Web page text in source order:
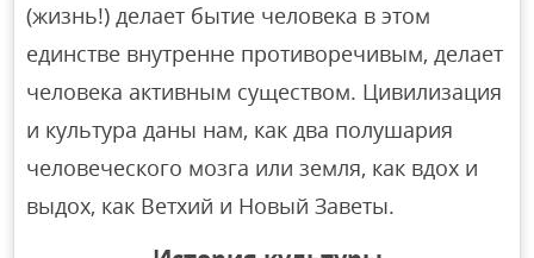
(жизнь!) делает бытие человека в этом
единстве внутренне противоречивым, делает
человека активным существом. Цивилизация
и культура даны нам, как два полушария
человеческого мозга или земля, как вдох и
выдох, как Ветхий и Новый Заветы.